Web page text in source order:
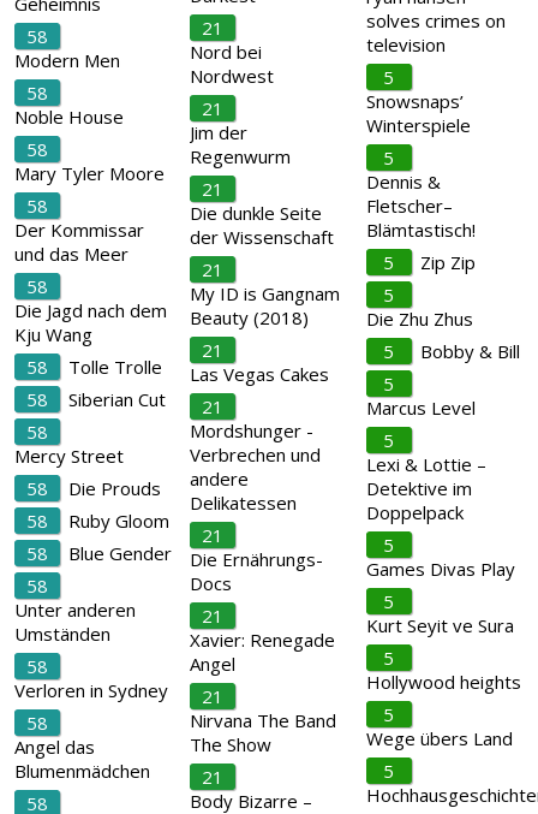
58
Modern Men
58
Noble House
58
Mary Tyler Moore
58
Der Kommissar
und das Meer
58
Die Jagd nach dem
Kju Wang
58
Tolle Trolle
58
Siberian Cut
58
Mercy Street
58
Die Prouds
58
Ruby Gloom
58
Blue Gender
58
Unter anderen
Umständen
58
Verloren in Sydney
58
Angel das
Blumenmädchen
58
21
Nord bei
Nordwest
21
Jim der
Regenwurm
21
Die dunkle Seite
der Wissenschaft
21
My ID is Gangnam
Beauty (2018)
21
Las Vegas Cakes
21
Mordshunger -
Verbrechen und
andere
Delikatessen
21
Die Ernährungs-
Docs
21
Xavier: Renegade
Angel
21
Nirvana The Band
The Show
21
Body Bizarre –
solves crimes on
television
5
Snowsnaps’
Winterspiele
5
Dennis &
Fletscher–
Blämtastisch!
5
Zip Zip
5
Die Zhu Zhus
5
Bobby & Bill
5
Marcus Level
5
Lexi & Lottie –
Detektive im
Doppelpack
5
Games Divas Play
5
Kurt Seyit ve Sura
5
Hollywood heights
5
Wege übers Land
5